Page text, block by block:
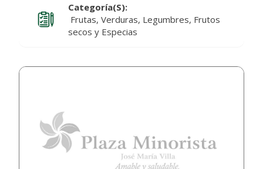
Categoría(s):
Frutas, Verduras, Legumbres, Frutos
secos y Especias